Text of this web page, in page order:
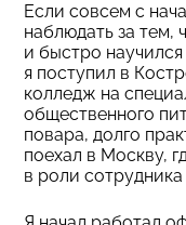
Если совсем с
наблюдать за тем,
и быстро научился
я поступил в
колледж на
общественного
повара, долго
поехал в Москву,
в роли сотрудника